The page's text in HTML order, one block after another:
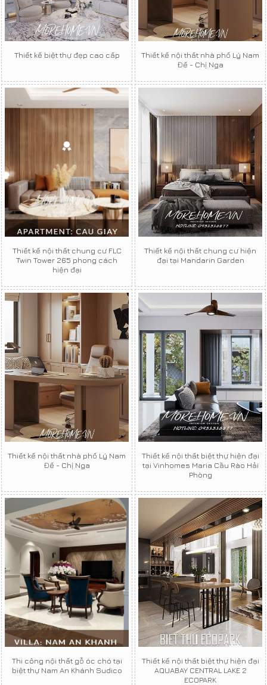
Thiết kế biệt thự đẹp cao cấp
Thiết kế nội thất nhà phố Lý Nam
Đế - Chị Nga
Thiết kế nội thất chung cư FLC
Twin Tower 265 phong cách
hiện đại
Thiết kế nội thất chung cư hiện
đại tại Mandarin Garden
Thiết kế nội thất nhà phố Lý Nam
Đế - Chị Nga
Thiết kế nội thất biệt thự hiện đại
tại Vinhomes Maria Cầu Rào Hải
Phòng
Thi công nội thất gỗ óc chó tại
biệt thự Nam An Khánh Sudico
Thiết kế nội thất biệt thự hiện đại
AQUABAY CENTRAL LAKE 2
ECOPARK